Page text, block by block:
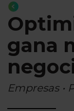
gana
Empresas •